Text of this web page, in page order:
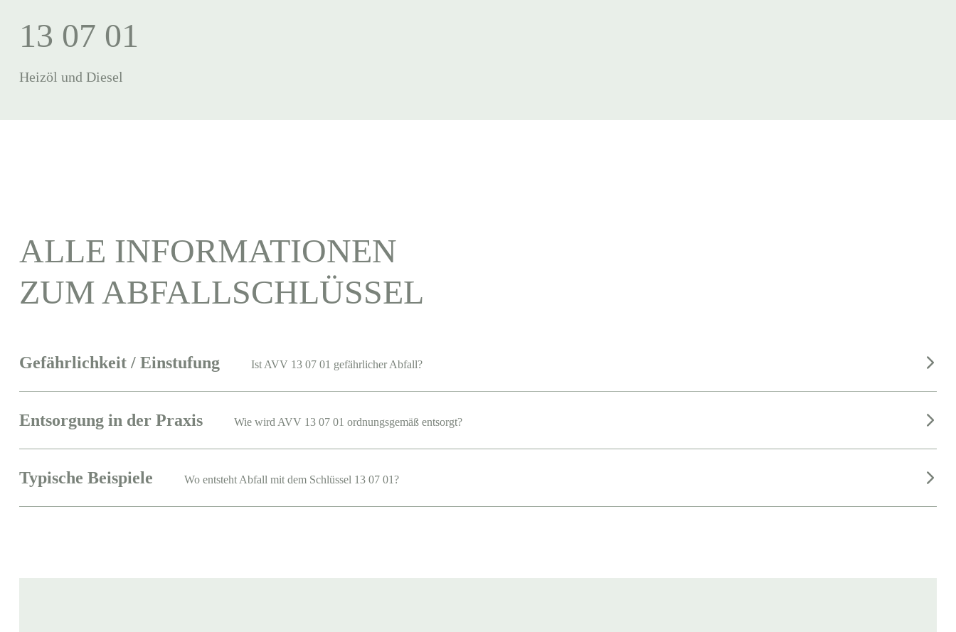
13 07 01
Heizöl und Diesel
ALLE INFORMATIONEN
ZUM ABFALLSCHLÜSSEL
Gefährlichkeit / Einstufung Ist AVV 13 07 01 gefährlicher Abfall?
Entsorgung in der Praxis Wie wird AVV 13 07 01 ordnungsgemäß entsorgt?
Typische Beispiele Wo entsteht Abfall mit dem Schlüssel 13 07 01?